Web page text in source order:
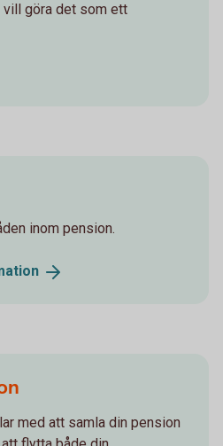
göra det som ett
inom pension.
med att samla din pension